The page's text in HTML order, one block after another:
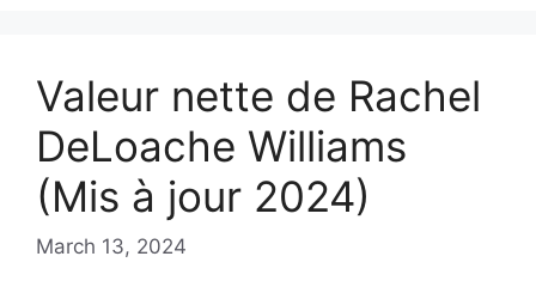
Valeur nette de Rachel
DeLoache Williams
(Mis à jour 2024)
March 13, 2024